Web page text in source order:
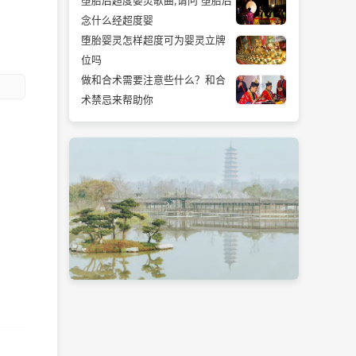
念什么经超度婴
堕胎婴灵怎样超度可为婴灵立牌
位吗
做和合术需要注意些什么？和合
术禁忌来帮助你